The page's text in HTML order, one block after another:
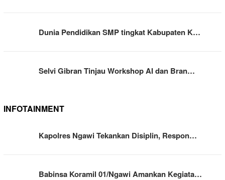
Dunia Pendidikan SMP tingkat Kabupaten K…
Selvi Gibran Tinjau Workshop AI dan Bran…
INFOTAINMENT
Kapolres Ngawi Tekankan Disiplin, Respon…
Babinsa Koramil 01/Ngawi Amankan Kegiata…